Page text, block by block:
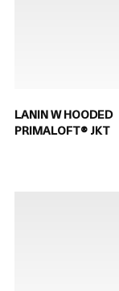
LANIN W HOODED
PRIMALOFT® JKT